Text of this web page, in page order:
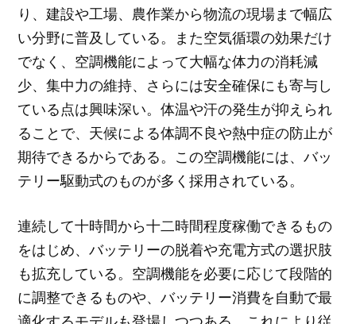
り、建設や工場、農作業から物流の現場まで幅広
い分野に普及している。また空気循環の効果だけ
でなく、空調機能によって大幅な体力の消耗減
少、集中力の維持、さらには安全確保にも寄与し
ている点は興味深い。体温や汗の発生が抑えられ
ることで、天候による体調不良や熱中症の防止が
期待できるからである。この空調機能には、バッ
テリー駆動式のものが多く採用されている。
連続して十時間から十二時間程度稼働できるもの
をはじめ、バッテリーの脱着や充電方式の選択肢
も拡充している。空調機能を必要に応じて段階的
に調整できるものや、バッテリー消費を自動で最